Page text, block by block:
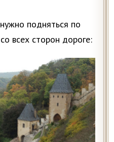
подняться по
всех сторон дороге: